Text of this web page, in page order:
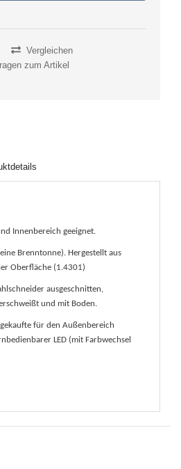
Vergleichen
zum Artikel
Innenbereich geeignet.
Brenntonne). Hergestellt aus
Oberfläche (1.4301)
ausgeschnitten,
und mit Boden.
für den Außenbereich
LED (mit Farbwechsel